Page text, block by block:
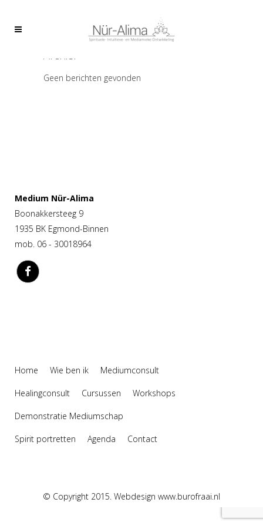
Archief
Geen berichten gevonden
Medium Nür-Alima
Boonakkersteeg 9
1935 BK Egmond-Binnen
mob. 06 - 30018964
Home Wie ben ik Mediumconsult
Healingconsult Cursussen Workshops
Demonstratie Mediumschap
Spirit portretten Agenda Contact
© Copyright 2015. Webdesign www.burofraai.nl